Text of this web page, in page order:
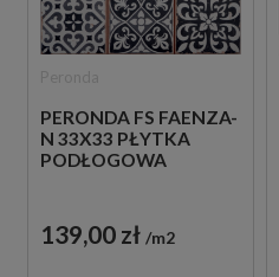
PERONDA FS FAENZA-
N 33X33 PŁYTKA
PODŁOGOWA
139,00 zł m2